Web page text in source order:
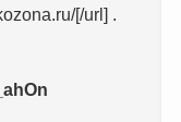
[/url] .